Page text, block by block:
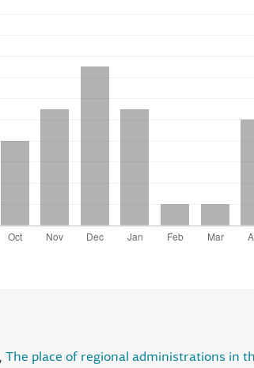
The place of regional administrations in